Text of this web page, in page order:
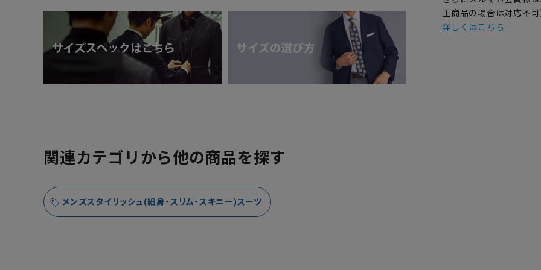
正商品の場合は対応不
詳しくはこちら
関連カテゴリから他の商品を探す
メンズスタイリッシュ(細身・スリム・スキニー)スーツ